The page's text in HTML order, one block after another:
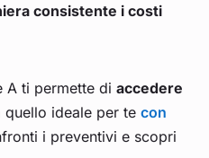
consistente i costi
A ti permette diaccedere
quello ideale per tecon
i preventivi e scopri